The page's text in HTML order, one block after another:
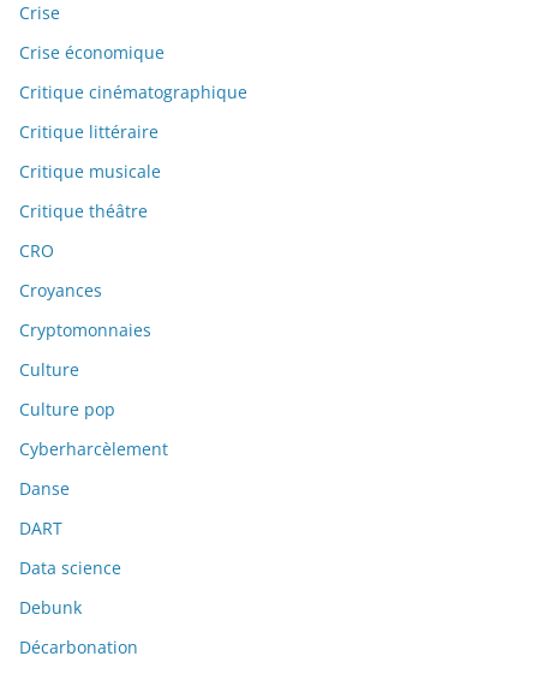
Crise
Crise économique
Critique cinématographique
Critique littéraire
Critique musicale
Critique théâtre
CRO
Croyances
Cryptomonnaies
Culture
Culture pop
Cyberharcèlement
Danse
DART
Data science
Debunk
Décarbonation